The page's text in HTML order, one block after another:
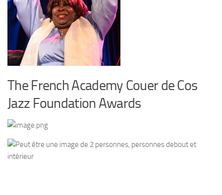
The French Academy Couer de Cos
Jazz Foundation Awards